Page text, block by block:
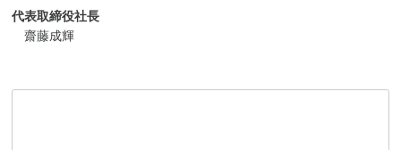
代表取締役社長
齋藤成輝